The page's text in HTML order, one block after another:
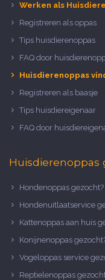
Werken als
Registreren als oppas
Tips huisdierenoppas
FAQ door
Huisdierenoppas
Registreren als baasje
Tips huisdiereigenaar
FAQ door
Huisdierenoppas
Hondenoppas gezocht?
Hondenuitlaatservice
Kattenoppas aan huis
Konijnenoppas
Vogeloppas service
Reptielenoppas